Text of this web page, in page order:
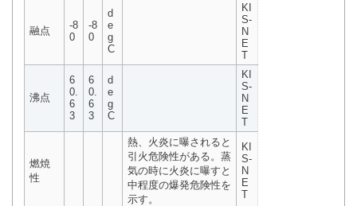
融点
-8
0
-8
0
d
e
g
C
KI
S-
N
E
T
沸点
6
0.
6
3
6
0.
6
3
d
e
g
C
KI
S-
N
E
T
燃焼
性
熱、火炎に曝されると
引火危険性がある。蒸
気の時に火炎に曝すと
中程度の爆発危険性を
示す。
KI
S-
N
E
T